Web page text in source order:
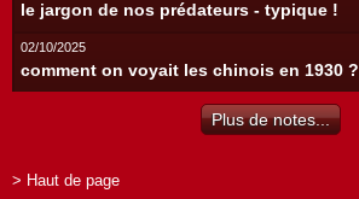
le jargon de nos prédateurs - typique !
02/10/2025
comment on voyait les chinois en 1930 ?
Plus de notes...
> Haut de page